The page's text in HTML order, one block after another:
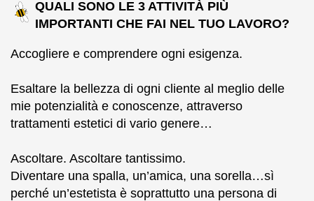
QUALI SONO LE 3 ATTIVITÀ PIÙ
IMPORTANTI CHE FAI NEL TUO LAVORO?
Accogliere e comprendere ogni esigenza.
Esaltare la bellezza di ogni cliente al meglio delle
mie potenzialità e conoscenze, attraverso
trattamenti estetici di vario genere…
Ascoltare. Ascoltare tantissimo.
Diventare una spalla, un’amica, una sorella…sì
perché un’estetista è soprattutto una persona di